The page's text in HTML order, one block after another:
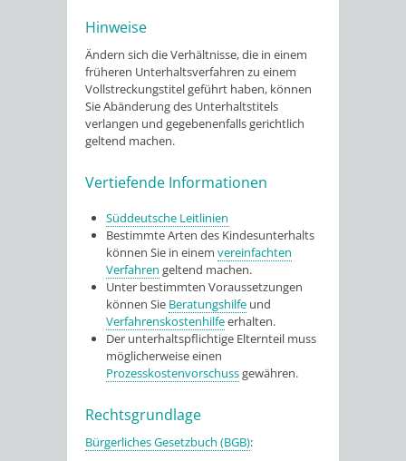
Hinweise
Ändern sich die Verhältnisse, die in einem
früheren Unterhaltsverfahren zu einem
Vollstreckungstitel geführt haben, können
Sie Abänderung des Unterhaltstitels
verlangen und gegebenenfalls gerichtlich
geltend machen.
Vertiefende Informationen
Süddeutsche Leitlinien
Bestimmte Arten des Kindesunterhalts
können Sie in einemvereinfachten
Verfahren geltend machen.
Unter bestimmten Voraussetzungen
können Sie Beratungshilfe und
Verfahrenskostenhilfeerhalten.
Der unterhaltspflichtige Elternteil muss
möglicherweise einen
Prozesskostenvorschussgewähren.
Rechtsgrundlage
Bürgerliches Gesetzbuch (BGB):